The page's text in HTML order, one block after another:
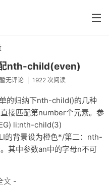
记
习
册
发
nth-child(even)
暂无评论 1922 次阅读
的归纳下nth-child()的几种
接匹配第number个元素。参
li:nth-child(3)
背景设为橙色*/第二：nth-
其中参数an中的字母n不可
文 -